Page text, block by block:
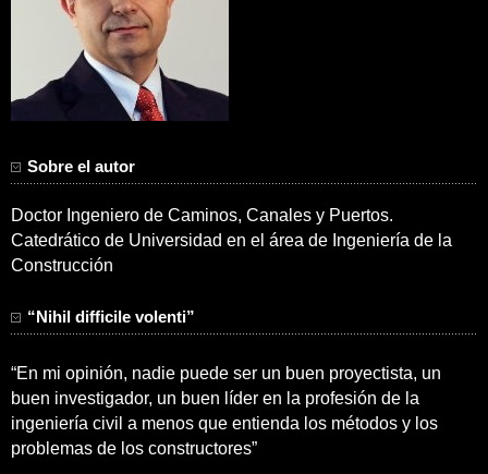
Sobre el autor
Doctor Ingeniero de Caminos, Canales y Puertos.
Catedrático de Universidad en el área de Ingeniería de la
Construcción
“Nihil difficile volenti”
“En mi opinión, nadie puede ser un buen proyectista, un
buen investigador, un buen líder en la profesión de la
ingeniería civil a menos que entienda los métodos y los
problemas de los constructores”